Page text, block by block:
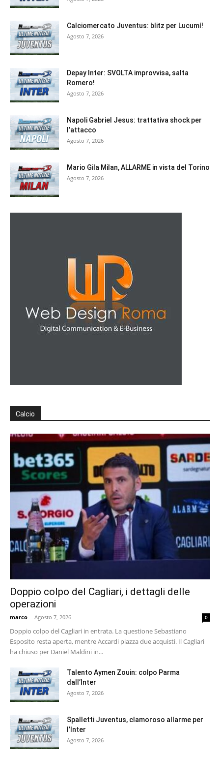
Calciomercato Juventus: blitz per Lucumí!
Agosto 7, 2026
Depay Inter: SVOLTA improvvisa, salta
Romero!
Agosto 7, 2026
Napoli Gabriel Jesus: trattativa shock per
l’attacco
Agosto 7, 2026
Mario Gila Milan, ALLARME in vista del Torino
Agosto 7, 2026
Calcio
Doppio colpo del Cagliari, i dettagli delle
operazioni
marco - Agosto 7, 2026 0
Doppio colpo del Cagliari in entrata. La questione Sebastiano
Esposito resta aperta, mentre Accardi piazza due acquisti. Il Cagliari
ha chiuso per Daniel Maldini in...
Talento Aymen Zouin: colpo Parma
dall’Inter
Agosto 7, 2026
Spalletti Juventus, clamoroso allarme per
l’Inter
Agosto 7, 2026